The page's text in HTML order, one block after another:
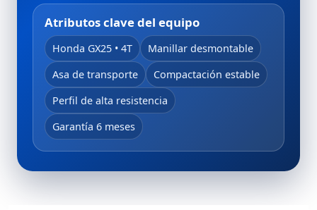
Atributos clave del equipo
Honda GX25 • 4T
Manillar desmontable
Asa de transporte
Compactación estable
Perfil de alta resistencia
Garantía 6 meses